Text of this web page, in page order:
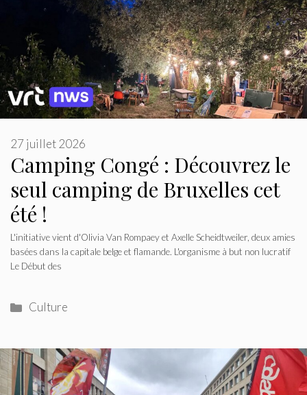
Camping Congé : Découvrez le
seul camping de Bruxelles cet
été !
27 juillet 2026
L'initiative vient d'Olivia Van Rompaey et Axelle Scheidtweiler, deux amies
basées dans la capitale belge et flamande. L'organisme à but non lucratif
Le Début des
Catégories
Culture